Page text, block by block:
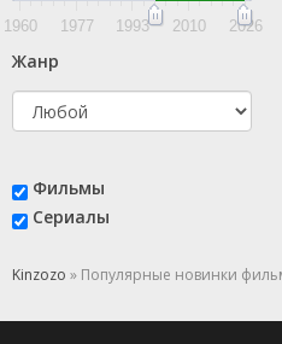
1960 1977 1993 2010 2026
Жанр
Фильмы
Сериалы
Kinzozo » Популярные новинки фильмы